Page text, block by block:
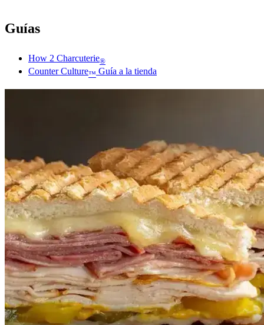
Guías
How 2 Charcuterie®
Counter Culture™ Guía a la tienda